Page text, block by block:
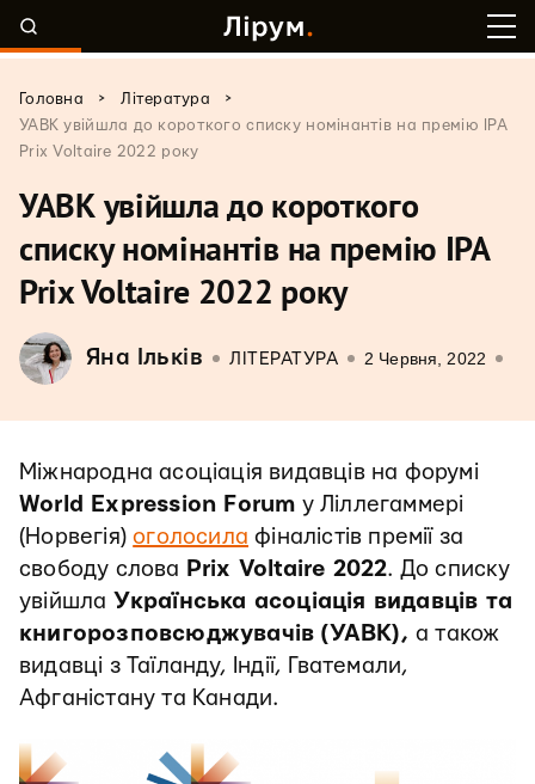
Головна > Література
>
УАВК увійшла до короткого списку номінантів на премію IPA
Prix Voltaire 2022 року
УАВК увійшла до короткого
списку номінантів на премію IPA
Prix Voltaire 2022 року
Яна Ільків ЛІТЕРАТУРА 2 Червня, 2022
Міжнародна асоціація видавців на форумі
World Expression Forum у Ліллегаммері
(Норвегія)оголосила фіналістів премії за
свободу слова Prix Voltaire 2022. До списку
увійшла Українська асоціація видавців та
книгорозповсюджувачів (УАВК),а також
видавці з Таїланду, Індії, Гватемали,
Афганістану та Канади.